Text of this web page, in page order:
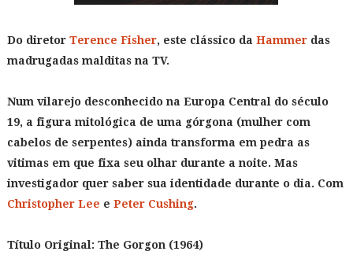
Do diretor Terence Fisher, este clássico da Hammerdas
madrugadas malditas na TV.
Num vilarejo desconhecido na Europa Central do século
19, a figura mitológica de uma górgona (mulher com
cabelos de serpentes) ainda transforma em pedra as
vitimas em que fixa seu olhar durante a noite. Mas
investigador quer saber sua identidade durante o dia. Com
Christopher Lee e Peter Cushing.
Título Original: The Gorgon (1964)